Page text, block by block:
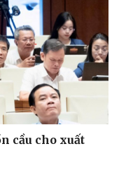
cầu cho xuất